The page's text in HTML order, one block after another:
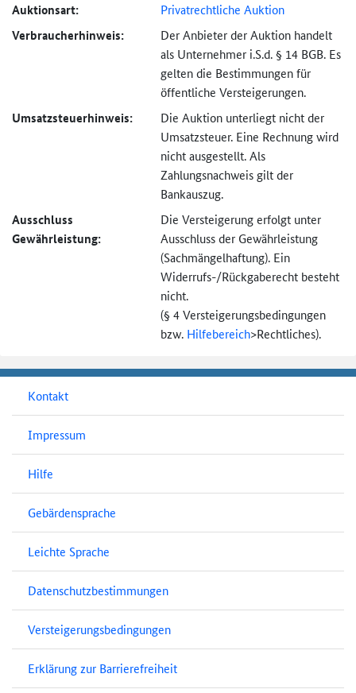
Auktionsart: Privatrechtliche Auktion
Verbraucher­hinweis:
Der Anbieter der Auktion handelt
als Unternehmer i.S.d. § 14 BGB. Es
gelten die Bestimmungen für
öffentliche Versteigerungen.
Umsatzsteuer­hinweis:
Die Auktion unterliegt nicht der
Umsatzsteuer. Eine Rechnung wird
nicht ausgestellt. Als
Zahlungsnachweis gilt der
Bankauszug.
Ausschluss
Gewährleistung:
Die Versteigerung erfolgt unter
Ausschluss der Gewährleistung
(Sachmängel­haftung). Ein
Widerrufs-/Rückgaberecht besteht
nicht.
(§ 4 Versteigerungs­bedingungen
bzw. Hilfebereich>Rechtliches).
Kontakt
Impressum
Hilfe
Gebärdensprache
Leichte Sprache
Datenschutzbestimmungen
Versteigerungsbedingungen
Erklärung zur Barrierefreiheit